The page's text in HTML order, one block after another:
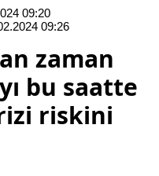
09:20
09:26
zaman
bu saatte
riskini